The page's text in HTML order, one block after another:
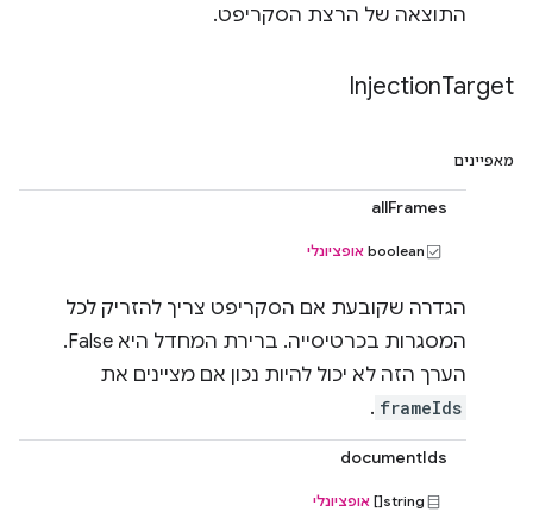
התוצאה של הרצת הסקריפט.
InjectionTarget
מאפיינים
allFrames
boolean אופציונלי
הגדרה שקובעת אם הסקריפט צריך להזריק לכל
המסגרות בכרטיסייה. ברירת המחדל היא False.
הערך הזה לא יכול להיות נכון אם מציינים את
frameIds
.
documentIds
string[] אופציונלי